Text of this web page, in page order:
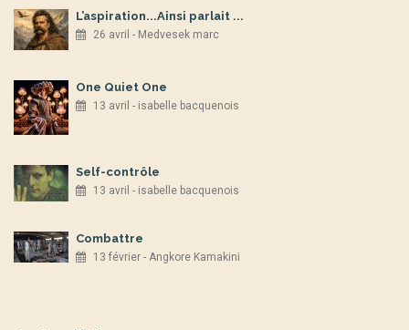
L’aspiration...Ainsi parlait ...
26 avril - Medvesek marc
One Quiet One
13 avril - isabelle bacquenois
Self-contrôle
13 avril - isabelle bacquenois
Combattre
13 février - Angkore Kamakini